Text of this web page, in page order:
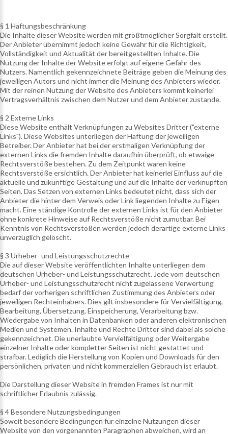
§ 1 Haftungsbeschränkung
Die Inhalte dieser Website werden mit größtmöglicher Sorgfalt erstellt.
Der Anbieter übernimmt jedoch keine Gewähr für die Richtigkeit,
Vollständigkeit und Aktualität der bereitgestellten Inhalte. Die
Nutzung der Inhalte der Website erfolgt auf eigene Gefahr des
Nutzers. Namentlich gekennzeichnete Beiträge geben die Meinung des
jeweiligen Autors und nicht immer die Meinung des Anbieters wieder.
Mit der reinen Nutzung der Website des Anbieters kommt keinerlei
Vertragsverhältnis zwischen dem Nutzer und dem Anbieter zustande.
§ 2 Externe Links
Diese Website enthält Verknüpfungen zu Websites Dritter ("externe
Links"). Diese Websites unterliegen der Haftung der jeweiligen
Betreiber. Der Anbieter hat bei der erstmaligen Verknüpfung der
externen Links die fremden Inhalte daraufhin überprüft, ob etwaige
Rechtsverstöße bestehen. Zu dem Zeitpunkt waren keine
Rechtsverstöße ersichtlich. Der Anbieter hat keinerlei Einfluss auf die
aktuelle und zukünftige Gestaltung und auf die Inhalte der verknüpften
Seiten. Das Setzen von externen Links bedeutet nicht, dass sich der
Anbieter die hinter dem Verweis oder Link liegenden Inhalte zu Eigen
macht. Eine ständige Kontrolle der externen Links ist für den Anbieter
ohne konkrete Hinweise auf Rechtsverstöße nicht zumutbar. Bei
Kenntnis von Rechtsverstößen werden jedoch derartige externe Links
unverzüglich gelöscht.
§ 3 Urheber- und Leistungsschutzrechte
Die auf dieser Website veröffentlichten Inhalte unterliegen dem
deutschen Urheber- und Leistungsschutzrecht. Jede vom deutschen
Urheber- und Leistungsschutzrecht nicht zugelassene Verwertung
bedarf der vorherigen schriftlichen Zustimmung des Anbieters oder
jeweiligen Rechteinhabers. Dies gilt insbesondere für Vervielfältigung,
Bearbeitung, Übersetzung, Einspeicherung, Verarbeitung bzw.
Wiedergabe von Inhalten in Datenbanken oder anderen elektronischen
Medien und Systemen. Inhalte und Rechte Dritter sind dabei als solche
gekennzeichnet. Die unerlaubte Vervielfältigung oder Weitergabe
einzelner Inhalte oder kompletter Seiten ist nicht gestattet und
strafbar. Lediglich die Herstellung von Kopien und Downloads für den
persönlichen, privaten und nicht kommerziellen Gebrauch ist erlaubt.
Die Darstellung dieser Website in fremden Frames ist nur mit
schriftlicher Erlaubnis zulässig.
§ 4 Besondere Nutzungsbedingungen
Soweit besondere Bedingungen für einzelne Nutzungen dieser
Website von den vorgenannten Paragraphen abweichen, wird an